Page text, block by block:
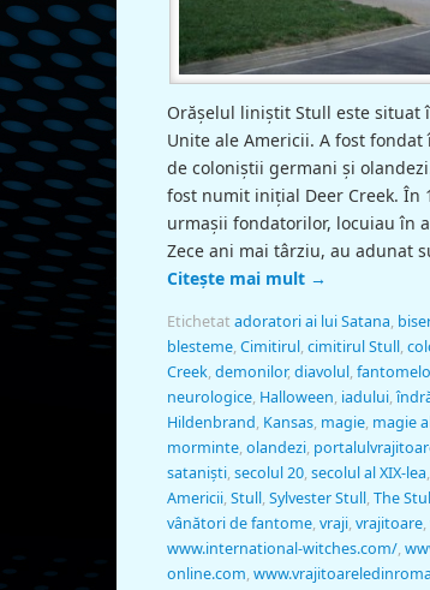
Orăşelul liniştit Stull este situat
Unite ale Americii. A fost fondat
de coloniştii germani şi
fost numit iniţial Deer Creek. În
urmaşii fondatorilor, locuiau în
Zece ani mai târziu, au adunat
Citește mai mult →
Etichetat adoratori ai lui Satana,
blesteme,Cimitirul,cimitirul Stull,
Creek,demonilor,diavolul,
neurologice, Halloween, iadului,
Hildenbrand, Kansas, magie, magie
morminte,olandezi,
sataniști,secolul 20,secolul al XIX-lea,
Americii,Stull,Sylvester Stull,The
vânători de fantome,vraji,vrajitoare,
www.international-witches.com/,
online.com,